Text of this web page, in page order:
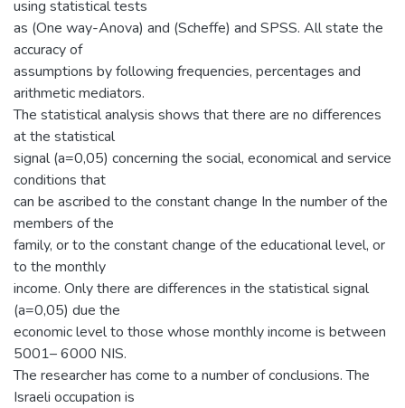
using statistical tests
as (One way-Anova) and (Scheffe) and SPSS. All state the
accuracy of
assumptions by following frequencies, percentages and
arithmetic mediators.
The statistical analysis shows that there are no differences
at the statistical
signal (a=0,05) concerning the social, economical and service
conditions that
can be ascribed to the constant change In the number of the
members of the
family, or to the constant change of the educational level, or
to the monthly
income. Only there are differences in the statistical signal
(a=0,05) due the
economic level to those whose monthly income is between
5001– 6000 NIS.
The researcher has come to a number of conclusions. The
Israeli occupation is